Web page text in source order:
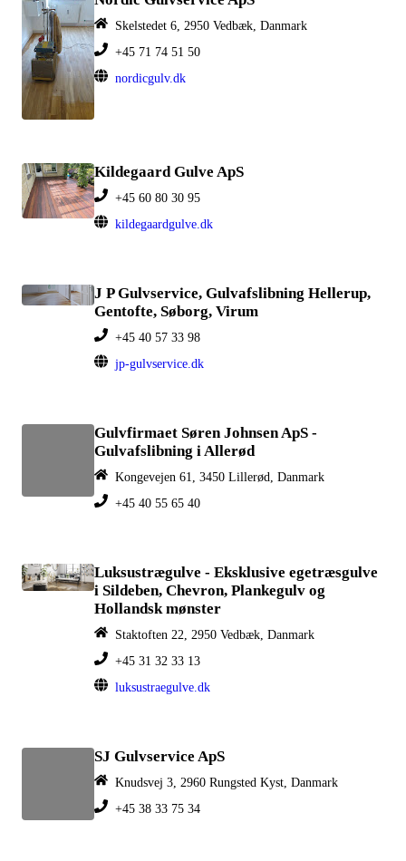
Skelstedet 6, 2950 Vedbæk, Danmark
+45 71 74 51 50
nordicgulv.dk
Kildegaard Gulve ApS
+45 60 80 30 95
kildegaardgulve.dk
J P Gulvservice, Gulvafslibning Hellerup,
Gentofte, Søborg, Virum
+45 40 57 33 98
jp-gulvservice.dk
Gulvfirmaet Søren Johnsen ApS -
Gulvafslibning i Allerød
Kongevejen 61, 3450 Lillerød, Danmark
+45 40 55 65 40
Luksustrægulve - Eksklusive egetræsgulve
i Sildeben, Chevron, Plankegulv og
Hollandsk mønster
Staktoften 22, 2950 Vedbæk, Danmark
+45 31 32 33 13
luksustraegulve.dk
SJ Gulvservice ApS
Knudsvej 3, 2960 Rungsted Kyst, Danmark
+45 38 33 75 34